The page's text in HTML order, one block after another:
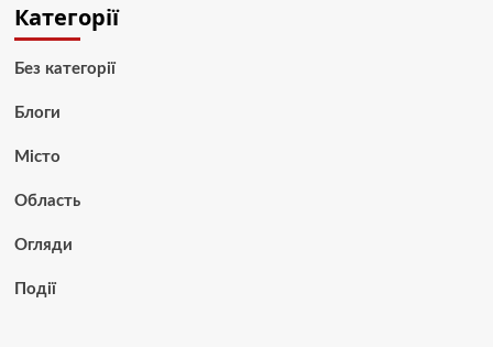
Категорії
Без категорії
Блоги
Місто
Область
Огляди
Події